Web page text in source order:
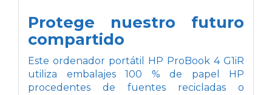
Protege nuestro futuro
compartido
Este ordenador portátil HP ProBook 4 G1iR
utiliza embalajes 100 % de papel HP
procedentes de fuentes recicladas o